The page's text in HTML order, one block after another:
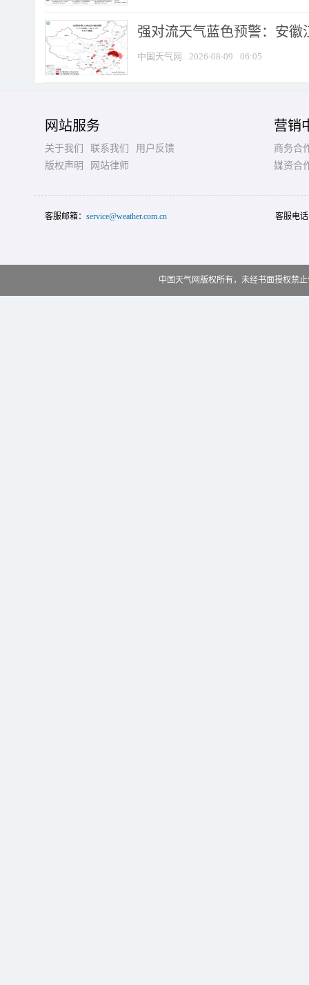
强对流天气蓝色预警：安徽
中国天气网 2026-08-09 06:05
网站服务
关于我们 联系我们
用户反馈
版权声明
网站律师
营销
商务合
媒资合
客服邮箱： service@weather.com.cn 客服电
中国天气网版权所有，未经书面授权